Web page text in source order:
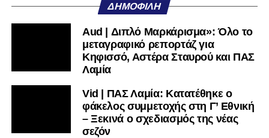
ΔΗΜΟΦΙΛΉ
Aud | Διπλό Μαρκάρισμα»: Όλο το
μεταγραφικό ρεπορτάζ για
Κηφισσό, Αστέρα Σταυρού και ΠΑΣ
Λαμία
Vid | ΠΑΣ Λαμία: Κατατέθηκε ο
φάκελος συμμετοχής στη Γ’ Εθνική
– Ξεκινά ο σχεδιασμός της νέας
σεζόν